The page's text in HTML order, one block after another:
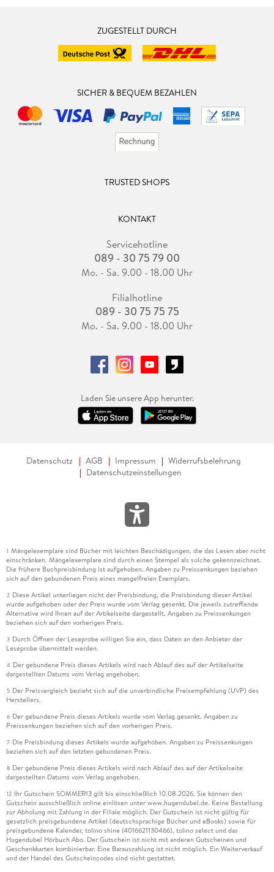
ZUGESTELLT DURCH
SICHER & BEQUEM BEZAHLEN
TRUSTED SHOPS
KONTAKT
Servicehotline
089 - 30 75 79 00
Mo. - Sa. 9.00 - 18.00 Uhr
Filialhotline
089 - 30 75 75 75
Mo. - Sa. 9.00 - 18.00 Uhr
Laden Sie unsere App herunter.
Datenschutz AGB Impressum
Widerrufsbelehrung
Datenschutzeinstellungen
1 Mängelexemplare sind Bücher mit leichten Beschädigungen, die das Lesen aber nicht
einschränken. Mängelexemplare sind durch einen Stempel als solche gekennzeichnet.
Die frühere Buchpreisbindung ist aufgehoben. Angaben zu Preissenkungen beziehen
sich auf den gebundenen Preis eines mangelfreien Exemplars.
2 Diese Artikel unterliegen nicht der Preisbindung, die Preisbindung dieser Artikel
wurde aufgehoben oder der Preis wurde vom Verlag gesenkt. Die jeweils zutreffende
Alternative wird Ihnen auf der Artikelseite dargestellt. Angaben zu Preissenkungen
beziehen sich auf den vorherigen Preis.
3 Durch Öffnen der Leseprobe willigen Sie ein, dass Daten an den Anbieter der
Leseprobe übermittelt werden.
4 Der gebundene Preis dieses Artikels wird nach Ablauf des auf der Artikelseite
dargestellten Datums vom Verlag angehoben.
5 Der Preisvergleich bezieht sich auf die unverbindliche Preisempfehlung (UVP) des
Herstellers.
6 Der gebundene Preis dieses Artikels wurde vom Verlag gesenkt. Angaben zu
Preissenkungen beziehen sich auf den vorherigen Preis.
7 Die Preisbindung dieses Artikels wurde aufgehoben. Angaben zu Preissenkungen
beziehen sich auf den letzten gebundenen Preis.
8 Der gebundene Preis dieses Artikels wird nach Ablauf des auf der Artikelseite
dargestellten Datums vom Verlag angehoben.
12 Ihr Gutschein SOMMER13 gilt bis einschließlich 10.08.2026. Sie können den
Gutschein ausschließlich online einlösen unter www.hugendubel.de. Keine Bestellung
zur Abholung mit Zahlung in der Filiale möglich. Der Gutschein ist nicht gültig für
gesetzlich preisgebundene Artikel (deutschsprachige Bücher und eBooks) sowie für
preisgebundene Kalender, tolino shine (4016621130466), tolino select und das
Hugendubel Hörbuch Abo. Der Gutschein ist nicht mit anderen Gutscheinen und
Geschenkkarten kombinierbar. Eine Barauszahlung ist nicht möglich. Ein Weiterverkauf
und der Handel des Gutscheincodes sind nicht gestattet.